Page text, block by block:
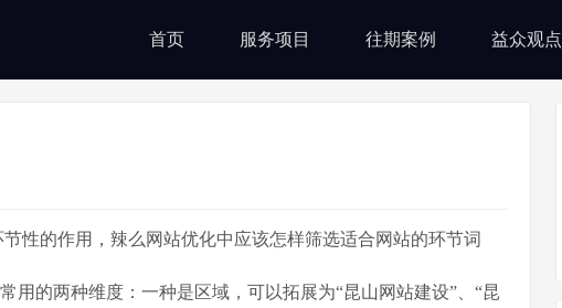
首页 服务项目 往期案例 益众观点
的作用，辣么网站优化中应该怎样筛选适合网站的环节词
的两种维度：一种是区域，可以拓展为“昆山网站建设”、“昆